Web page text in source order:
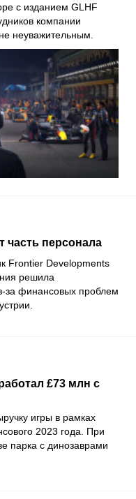
с изданием GLHF
компании
неуважительным.
часть персонала
Frontier Developments
решила
за финансовых проблем
£73 млн с
игры в рамках
2023 года. При
парка с динозаврами